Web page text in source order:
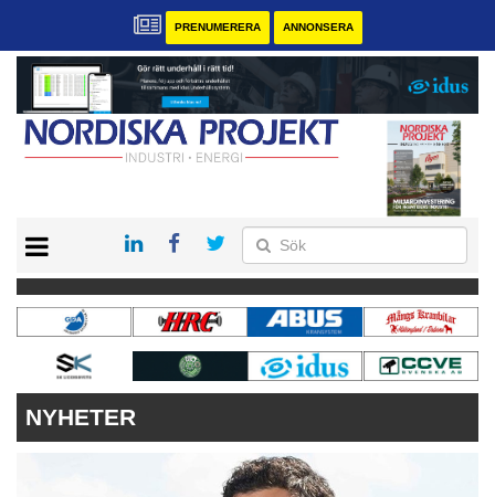
PRENUMERERA ANNONSERA
KONTAKT
VÅRA ANDRA MAGASIN
PRENUMERERA
ANNONSERA
NYHETER